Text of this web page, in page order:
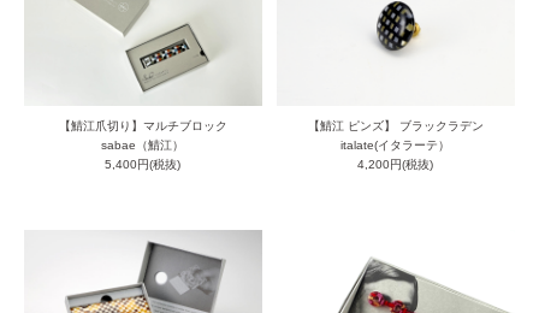
【鯖江爪切り】マルチブロック
sabae（鯖江）
5,400円(税抜)
【鯖江 ピンズ】 ブラックラデン
italate(イタラーテ）
4,200円(税抜)